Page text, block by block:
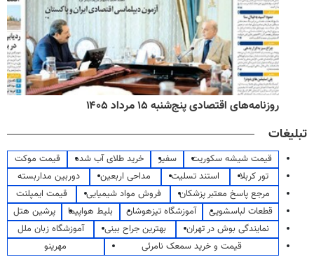
روزنامه‌های اقتصادی پنج‌شنبه ۱۵ مرداد ۱۴۰۵
تبلیغات
قیمت شیشه سکوریت سفیر خرید طلای آب شده
قیمت موکت
تور کربلا
استند تسلیت مداحی اربعین
دوربین مداربسته
مرجع پاسخ معتبر پزشکان
فروش مواد شیمیایی
قیمت ایمپلنت
قطعات لباسشویی
آموزشگاه تیزهوشان بلیط هواپیما
پرشین هتل
نمایندگی بوش در تهران
بهترین جراح بینی
آموزشگاه زبان ملل
قیمت و خرید سمعک نامرئی
مهرینو